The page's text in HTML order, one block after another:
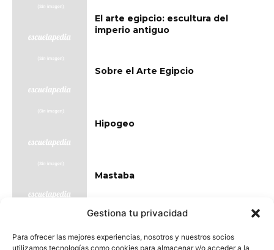
Gestiona tu privacidad
Para ofrecer las mejores experiencias, nosotros y nuestros socios
utilizamos tecnologías como cookies para almacenar y/o acceder a la
El arte egipcio: escultura del
imperio antiguo
Sobre el Arte Egipcio
Hipogeo
Mastaba